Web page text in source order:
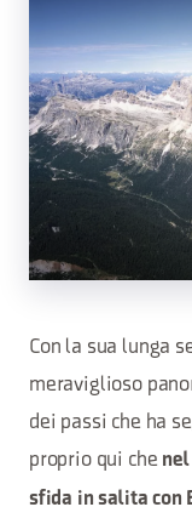
Con la sua lunga
meraviglioso
dei passi che ha
proprio qui chenel
sfida in salita con